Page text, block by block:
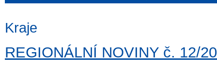
Kraje
REGIONÁLNÍ NOVINY č. 12/